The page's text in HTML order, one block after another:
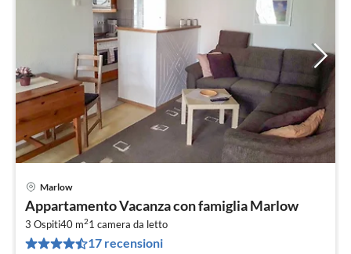
Marlow
Appartamento Vacanza con famiglia Marlow
3 Ospiti40 m21 camera da letto
17 recensioni